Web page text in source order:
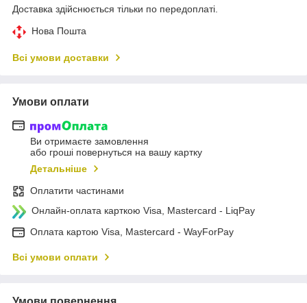
Доставка здійснюється тільки по передоплаті.
Нова Пошта
Всі умови доставки
Умови оплати
Ви отримаєте замовлення
або гроші повернуться на вашу картку
Детальніше
Оплатити частинами
Онлайн-оплата карткою Visa, Mastercard - LiqPay
Оплата картою Visa, Mastercard - WayForPay
Всі умови оплати